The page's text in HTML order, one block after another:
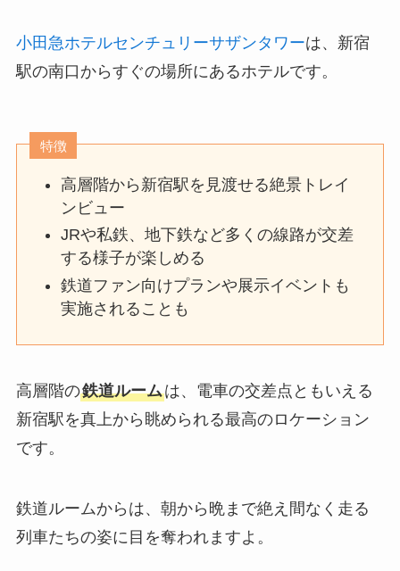
小田急ホテルセンチュリーサザンタワーは、新宿
駅の南口からすぐの場所にあるホテルです。
特徴
高層階から新宿駅を見渡せる絶景トレイ
ンビュー
JRや私鉄、地下鉄など多くの線路が交差
する様子が楽しめる
鉄道ファン向けプランや展示イベントも
実施されることも
高層階の鉄道ルームは、電車の交差点ともいえる
新宿駅を真上から眺められる最高のロケーション
です。
鉄道ルームからは、朝から晩まで絶え間なく走る
列車たちの姿に目を奪われますよ。